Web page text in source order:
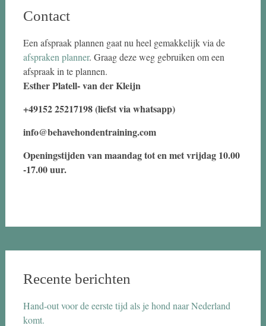
Contact
Een afspraak plannen gaat nu heel gemakkelijk via de
afspraken planner. Graag deze weg gebruiken om een
afspraak in te plannen.
Esther Platell- van der Kleijn
+49152 25217198 (liefst via whatsapp)
info@behavehondentraining.com
Openingstijden van maandag tot en met vrijdag 10.00
-17.00 uur.
Recente berichten
Hand-out voor de eerste tijd als je hond naar Nederland
komt.